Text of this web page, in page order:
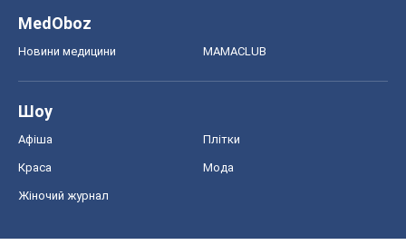
MedOboz
Новини медицини MAMACLUB
Шоу
Афіша Плітки
Краса Мода
Жіночий журнал